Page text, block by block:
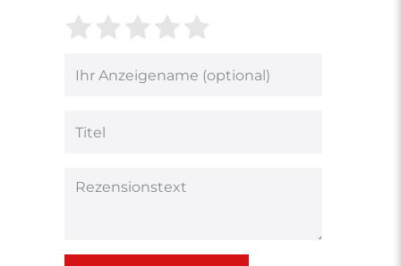
Bewertungssterne
von
4
von
3
2
von
1
von
Bewertungssternen
Anzeigename
Rezensionstext